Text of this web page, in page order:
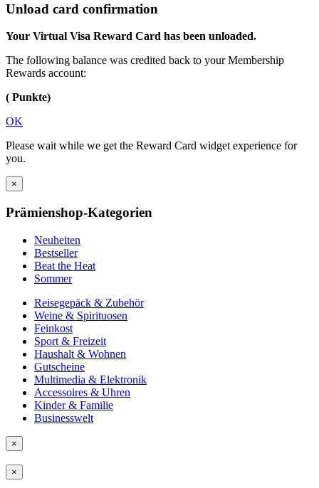
Unload card confirmation
Your Virtual Visa Reward Card has been unloaded.
The following balance was credited back to your Membership
Rewards account:
( Punkte)
OK
Please wait while we get the Reward Card widget experience for
you.
×
Prämienshop-Kategorien
Neuheiten
Bestseller
Beat the Heat
Sommer
Reisegepäck & Zubehör
Weine & Spirituosen
Feinkost
Sport & Freizeit
Haushalt & Wohnen
Gutscheine
Multimedia & Elektronik
Accessoires & Uhren
Kinder & Familie
Businesswelt
×
×